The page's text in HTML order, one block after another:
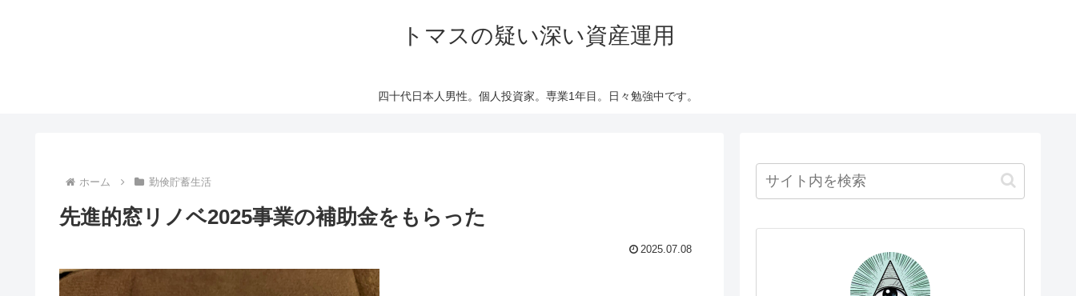
トマスの疑い深い資産運用
四十代日本人男性。個人投資家。専業1年目。日々勉強中です。
ホーム 勤倹貯蓄生活
先進的窓リノベ2025事業の補助金をもらった
2025.07.08